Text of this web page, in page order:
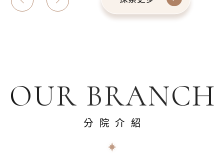
OUR BRANCH
分院介紹